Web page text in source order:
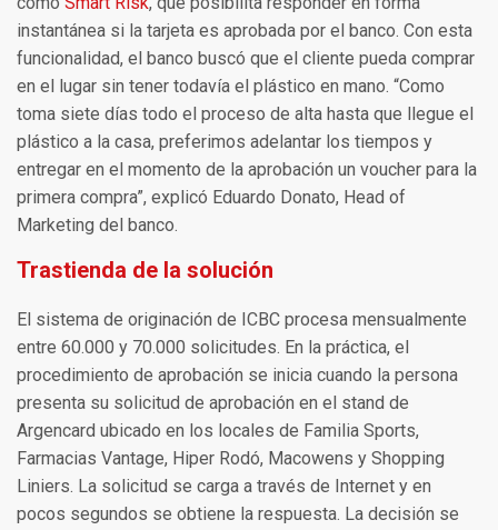
instantánea si la tarjeta es aprobada por el banco. Con esta
funcionalidad, el banco buscó que el cliente pueda comprar
en el lugar sin tener todavía el plástico en mano. “Como
toma siete días todo el proceso de alta hasta que llegue el
plástico a la casa, preferimos adelantar los tiempos y
entregar en el momento de la aprobación un voucher para la
primera compra”, explicó Eduardo Donato, Head of
Marketing del banco.
Trastienda de la solución
El sistema de originación de ICBC procesa mensualmente
entre 60.000 y 70.000 solicitudes. En la práctica, el
procedimiento de aprobación se inicia cuando la persona
presenta su solicitud de aprobación en el stand de
Argencard ubicado en los locales de Familia Sports,
Farmacias Vantage, Hiper Rodó, Macowens y Shopping
Liniers. La solicitud se carga a través de Internet y en
pocos segundos se obtiene la respuesta. La decisión se